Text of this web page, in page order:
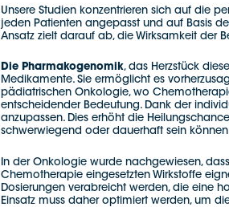
Unsere Studien konzentrieren sich auf die
jeden Patienten angepasst und auf Basis
Ansatz zielt darauf ab, die Wirksamkeit der
Die Pharmakogenomik, das Herzstück
Medikamente. Sie ermöglicht es
pädiatrischen Onkologie, wo
entscheidender Bedeutung. Dank der
anzupassen. Dies erhöht die
schwerwiegend oder dauerhaft sein
In der Onkologie wurde nachgewiesen,
Chemotherapie eingesetzten Wirkstoffe
Dosierungen verabreicht werden, die eine
Einsatz muss daher optimiert werden, um